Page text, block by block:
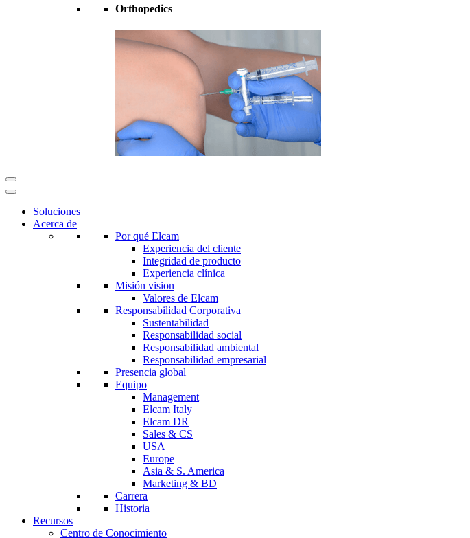
Orthopedics
Soluciones
Acerca de
Por qué Elcam
Experiencia del cliente
Integridad de producto
Experiencia clínica
Misión vision
Valores de Elcam
Responsabilidad Corporativa
Sustentabilidad
Responsabilidad social
Responsabilidad ambiental
Responsabilidad empresarial
Presencia global
Equipo
Management
Elcam Italy
Elcam DR
Sales & CS
USA
Europe
Asia & S. America
Marketing & BD
Carrera
Historia
Recursos
Centro de Conocimiento